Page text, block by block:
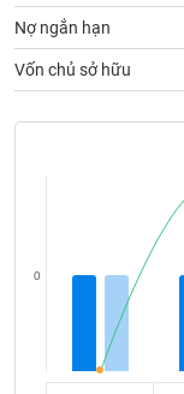
Nợ ngắn hạn
Vốn chủ sở hữu
0
cụ